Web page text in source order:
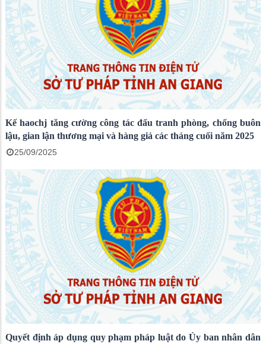
Kế haochj tăng cường công tác đấu tranh phòng, chống buôn
lậu, gian lận thương mại và hàng giả các tháng cuối năm 2025
25/09/2025
Quyết định áp dụng quy phạm pháp luật do Ủy ban nhân dân